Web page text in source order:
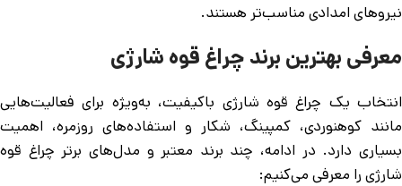
نیروهای امدادی مناسب‌تر هستند.
معرفی بهترین برند چراغ قوه شارژی
انتخاب یک چراغ قوه شارژی باکیفیت، به‌ویژه برای فعالیت‌هایی
مانند کوهنوردی، کمپینگ، شکار و استفاده‌های روزمره، اهمیت
بسیاری دارد. در ادامه، چند برند معتبر و مدل‌های برتر چراغ قوه
شارژی را معرفی می‌کنیم: